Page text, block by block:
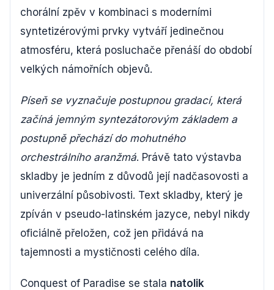
chorální zpěv v kombinaci s moderními
syntetizérovými prvky vytváří jedinečnou
atmosféru, která posluchače přenáší do období
velkých námořních objevů.
Píseň se vyznačuje postupnou gradací, která
začíná jemným syntezátorovým základem a
postupně přechází do mohutného
orchestrálního aranžmá. Právě tato výstavba
skladby je jedním z důvodů její nadčasovosti a
univerzální působivosti. Text skladby, který je
zpíván v pseudo-latinském jazyce, nebyl nikdy
oficiálně přeložen, což jen přidává na
tajemnosti a mystičnosti celého díla.
Conquest of Paradise se stala natolik